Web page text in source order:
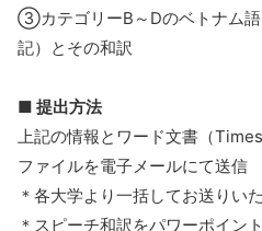
③カテゴリーB～Dのベトナム語
記）とその和訳
■ 提出方法
上記の情報とワード文書（
ファイルを電子メールにて送信
＊各大学より一括してお送りい
＊スピーチ和訳をパワーポイン